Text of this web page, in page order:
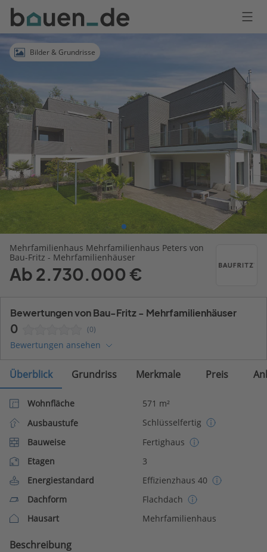
Bauen
Logo
AnmeldenBilder & Grundrisse
Mehrfamilienhaus Mehrfamilienhaus Peters von
Bau-Fritz - Mehrfamilienhäuser
Ab 2.730.000 €
Bewertungen von Bau-Fritz - Mehrfamilienhäuser
0 (0)
Bewertungen ansehen
Überblick Grundriss Merkmale Preis
Wohnfläche
571 m²
Ausbaustufe
Schlüsselfertig
Bauweise
Fertighaus
Etagen
3
Energiestandard
Effizienzhaus 40
Dachform
Flachdach
Hausart
Mehrfamilienhaus
Beschreibung